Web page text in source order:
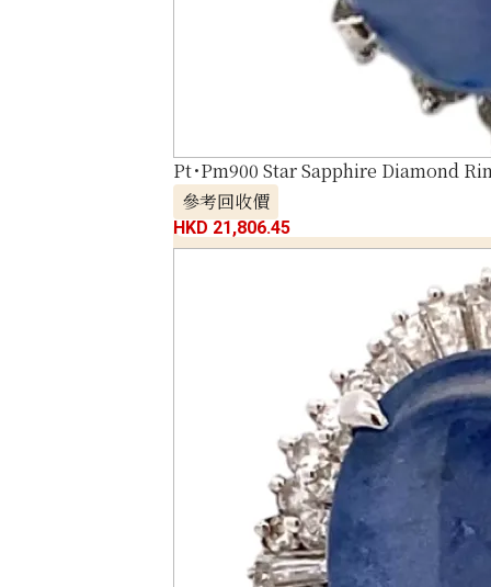
Pt･Pm900 Star Sapphire Diamond
參考回收價
HKD 21,806.45